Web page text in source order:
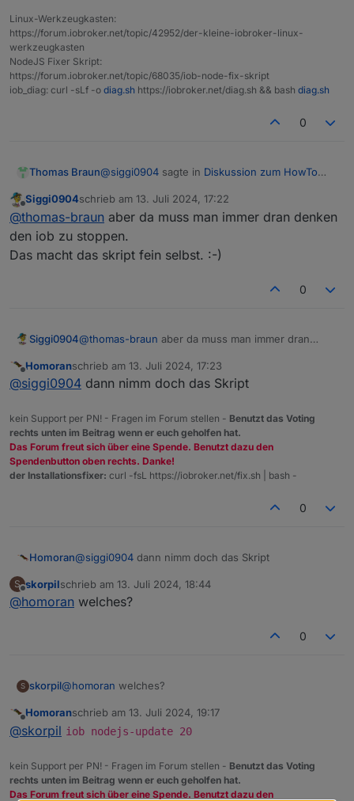
Linux-Werkzeugkasten:
https://forum.iobroker.net/topic/42952/der-kleine-iobroker-linux-
werkzeugkasten
NodeJS Fixer Skript:
https://forum.iobroker.net/topic/68035/iob-node-fix-skript
iob_diag: curl -sLf -o diag.sh https://iobroker.net/diag.sh && bash diag.sh
0
Thomas Braun@siggi0904 sagte in Diskussion zum HowTo
Also mach ich es per apt.
Du sollst das sowieso primär per apt machen.
Major-Version gedacht und um verfummelte
Offline
Siggi0904schrieb am 13. Juli 2024, 17:22
zuletzt editiert von
@thomas-braun aber da muss man immer dran denken
den iob zu stoppen.
Das macht das skript fein selbst. :-)
0
Siggi0904@thomas-braun aber da muss man immer dran
Das macht das skript fein selbst. :-)
Offline
Homoranschrieb am 13. Juli 2024, 17:23
zuletzt editiert von
@siggi0904 dann nimm doch das Skript
kein Support per PN! - Fragen im Forum stellen - Benutzt das Voting
rechts unten im Beitrag wenn er euch geholfen hat.
Das Forum freut sich über eine Spende. Benutzt dazu den
Spendenbutton oben rechts. Danke!
der Installationsfixer: curl -fsL https://iobroker.net/fix.sh | bash -
0
Homoran@siggi0904 dann nimm doch das Skript
S
Offline
skorpilschrieb am 13. Juli 2024, 18:44
zuletzt editiert von
@homoran welches?
0
S skorpil@homoran welches?
Offline
Homoranschrieb am 13. Juli 2024, 19:17
zuletzt editiert von
@skorpil iob nodejs-update 20
kein Support per PN! - Fragen im Forum stellen - Benutzt das Voting
rechts unten im Beitrag wenn er euch geholfen hat.
Das Forum freut sich über eine Spende. Benutzt dazu den